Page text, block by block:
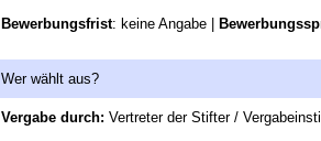
Bewerbungsfrist: keine Angabe |
Wer wählt aus?
Vergabe durch: Vertreter der Stifter /